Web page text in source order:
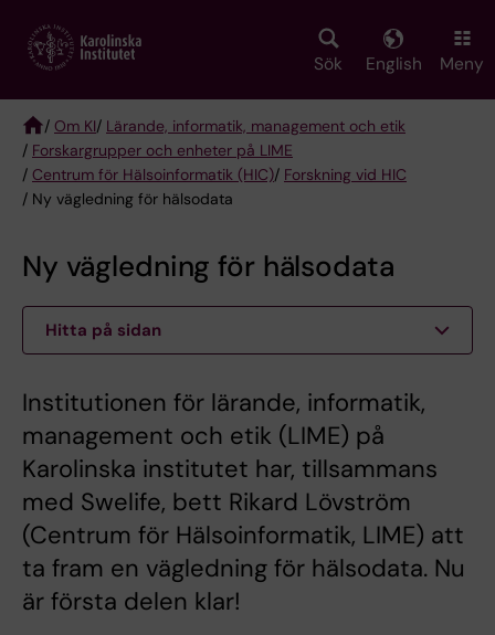
main
Sök English Meny
Breadcrumb
/ Om KI/ Lärande, informatik, management och etik
/ Forskargrupper och enheter på LIME
/ Centrum för Hälsoinformatik (HIC)/ Forskning vid HIC
/ Ny vägledning för hälsodata
Ny vägledning för hälsodata
Hitta på sidan
Institutionen för lärande, informatik,
management och etik (LIME) på
Karolinska institutet har, tillsammans
med Swelife, bett Rikard Lövström
(Centrum för Hälsoinformatik, LIME) att
ta fram en vägledning för hälsodata. Nu
är första delen klar!